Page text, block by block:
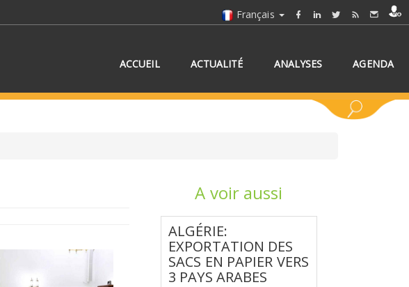
Français
ACCUEIL ACTUALITÉ ANALYSES AGENDA
SÉLECTIONNEZ UN/DES PAYS
A voir aussi
ALGÉRIE:
EXPORTATION DES
SACS EN PAPIER VERS
3 PAYS ARABES